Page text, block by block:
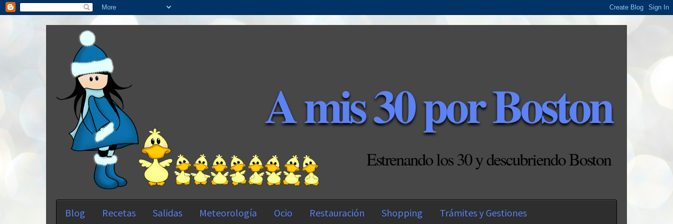
A mis 30 por Boston
Estrenando los 30 y descubriendo Boston
Blog Recetas Salidas Meteorología Ocio Restauración Shopping Trámites y Gestiones